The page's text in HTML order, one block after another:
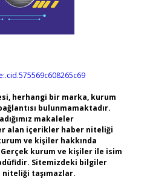
herhangi bir marka, kurum
bulunmamaktadır.
makaleler
alan içerikler haber niteliği
ve kişiler hakkında
Gerçek kurum ve kişiler ile isim
Sitemizdeki bilgiler
taşımazlar.